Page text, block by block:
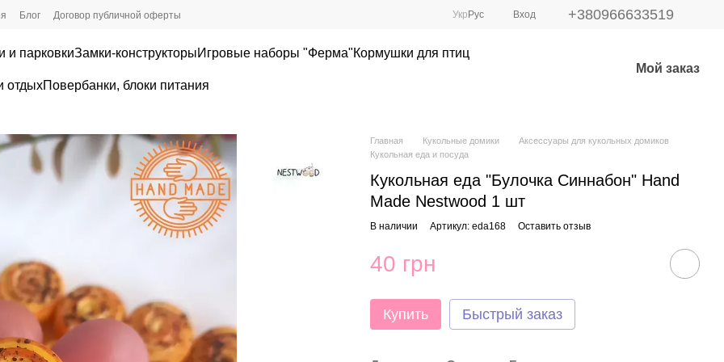
Блог Договор публичной оферты Укр Рус Вход +380966633519
и парковкиЗамки-конструкторыИгровые наборы "Ферма"Кормушки для птиц
отдыхПовербанки, блоки питания
Мой заказ
Главная Кукольные домики
Аксессуары для кукольных домиков
Кукольная еда и посуда
Кукольная еда "Булочка Синнабон" Hand
Made Nestwood 1 шт
В наличии Артикул: eda168 Оставить отзыв
40 грн
Купить Быстрый заказ